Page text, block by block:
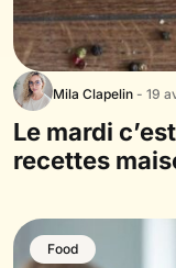
Mila Clapelin - 19
Le mardi
recettes
Food